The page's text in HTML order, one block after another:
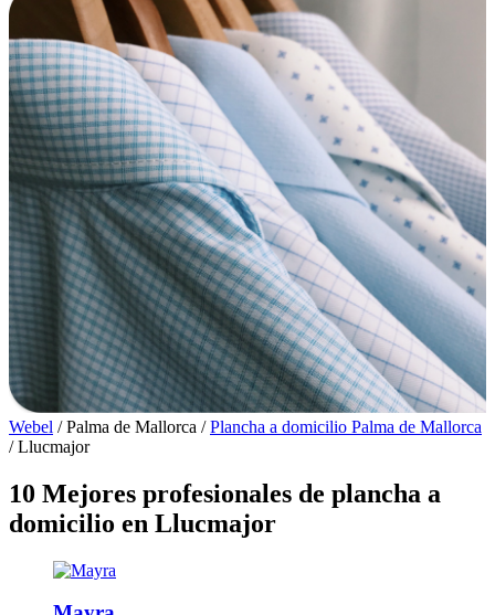
Webel / Palma de Mallorca / Plancha a domicilio Palma de Mallorca
/ Llucmajor
10 Mejores profesionales de plancha a
domicilio en Llucmajor